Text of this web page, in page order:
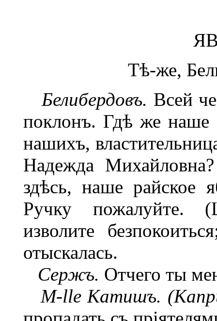
Тѣ-же,
Белибердовъ. Всей
поклонъ. Гдѣ же наше
нашихъ,
Надежда
здѣсь, наше райское
Ручку пожалуйте.
изволите
отыскалась.
Сержъ. Отчего ты
M-lle Катишъ.